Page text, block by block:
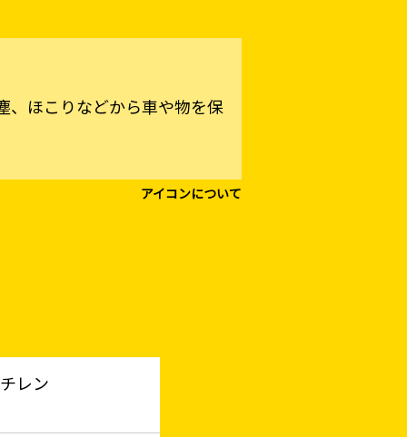
、ほこりなどから車や物を保
アイコンについて
レン